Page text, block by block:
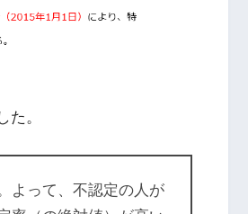
た。
よって、不認定の人が